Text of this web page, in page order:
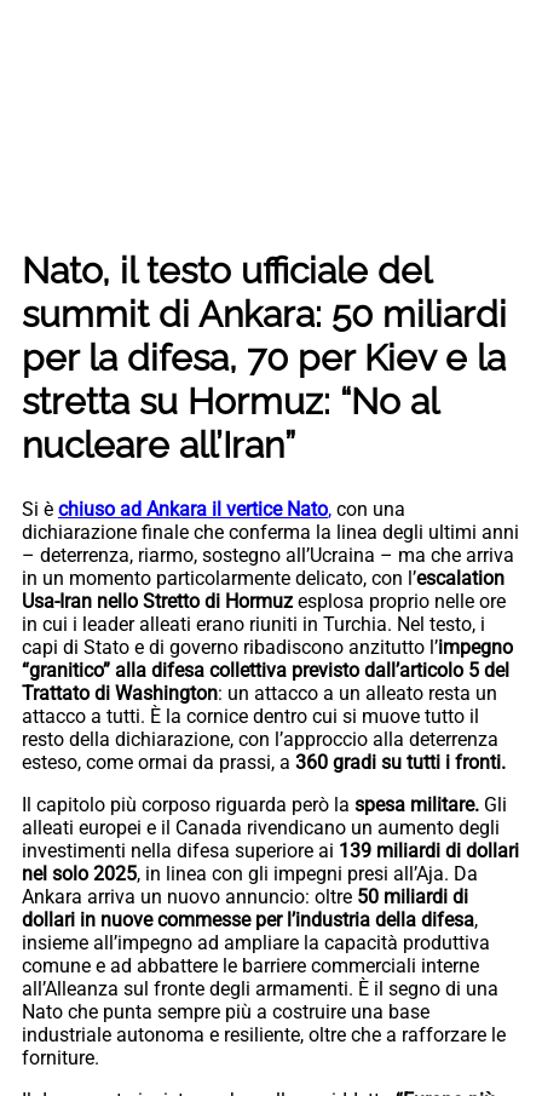
Nato, il testo ufficiale del
summit di Ankara: 50 miliardi
per la difesa, 70 per Kiev e la
stretta su Hormuz: “No al
nucleare all’Iran”
Si è chiuso ad Ankara il vertice Nato, con una
dichiarazione finale che conferma la linea degli ultimi anni
– deterrenza, riarmo, sostegno all’Ucraina – ma che arriva
in un momento particolarmente delicato, con l’escalation
Usa-Iran nello Stretto di Hormuz esplosa proprio nelle ore
in cui i leader alleati erano riuniti in Turchia. Nel testo, i
capi di Stato e di governo ribadiscono anzitutto l’impegno
“granitico” alla difesa collettiva previsto dall’articolo 5 del
Trattato di Washington: un attacco a un alleato resta un
attacco a tutti. È la cornice dentro cui si muove tutto il
resto della dichiarazione, con l’approccio alla deterrenza
esteso, come ormai da prassi, a 360 gradi su tutti i fronti.
Il capitolo più corposo riguarda però la spesa militare. Gli
alleati europei e il Canada rivendicano un aumento degli
investimenti nella difesa superiore ai 139 miliardi di dollari
nel solo 2025, in linea con gli impegni presi all’Aja. Da
Ankara arriva un nuovo annuncio: oltre 50 miliardi di
dollari in nuove commesse per l’industria della difesa,
insieme all’impegno ad ampliare la capacità produttiva
comune e ad abbattere le barriere commerciali interne
all’Alleanza sul fronte degli armamenti. È il segno di una
Nato che punta sempre più a costruire una base
industriale autonoma e resiliente, oltre che a rafforzare le
forniture.